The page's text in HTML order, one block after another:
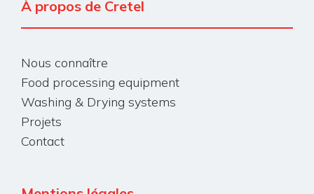
À propos de Cretel
Nous connaître
Food processing equipment
Washing & Drying systems
Projets
Contact